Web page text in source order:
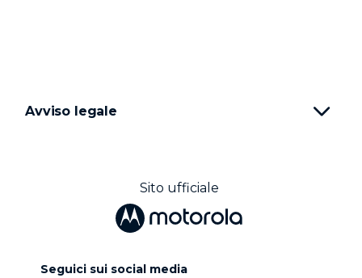
Avviso legale
Sito ufficiale
Seguici sui social media